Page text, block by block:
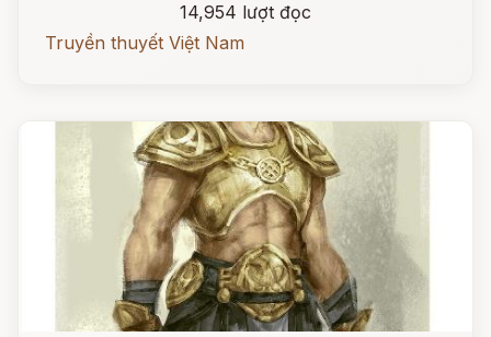
14,954 lượt đọc
Truyền thuyết Việt Nam